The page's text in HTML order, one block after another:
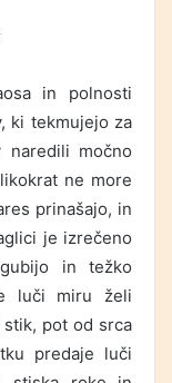
in polnosti
ki tekmujejo za
močno
ne more
prinašajo, in
je izrečeno
in težko
luči miru želi
pot od srca
predaje luči